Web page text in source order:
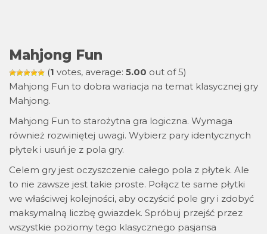
Mahjong Fun
(1 votes, average: 5.00 out of 5)
Mahjong Fun to dobra wariacja na temat klasycznej gry
Mahjong.
Mahjong Fun to starożytna gra logiczna. Wymaga
również rozwiniętej uwagi. Wybierz pary identycznych
płytek i usuń je z pola gry.
Celem gry jest oczyszczenie całego pola z płytek. Ale
to nie zawsze jest takie proste. Połącz te same płytki
we właściwej kolejności, aby oczyścić pole gry i zdobyć
maksymalną liczbę gwiazdek. Spróbuj przejść przez
wszystkie poziomy tego klasycznego pasjansa